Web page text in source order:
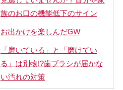
族のお口の機能低下のサイン
お出かけを楽しんだGW
「磨いている」と「磨けてい
る」は別物!?歯ブラシが届かな
い汚れの対策